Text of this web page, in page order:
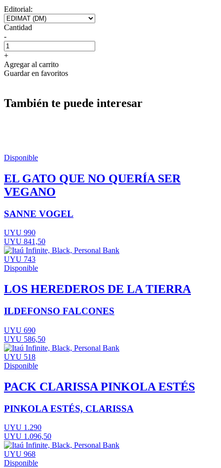
Editorial:
Cantidad
-
+
Agregar al carrito
Guardar en favoritos
También te puede interesar
Disponible
EL GATO QUE NO QUERÍA SER
VEGANO
SANNE VOGEL
UYU 990
UYU 841,50
UYU 743
Disponible
LOS HEREDEROS DE LA TIERRA
ILDEFONSO FALCONES
UYU 690
UYU 586,50
UYU 518
Disponible
PACK CLARISSA PINKOLA ESTÉS
PINKOLA ESTÉS, CLARISSA
UYU 1.290
UYU 1.096,50
UYU 968
Disponible